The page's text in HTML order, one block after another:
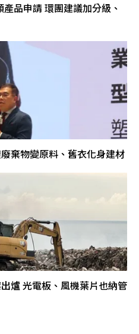
品申請 環團建議加分級、
棄物變原料、舊衣化身建材
爐 光電板、風機葉片也納管